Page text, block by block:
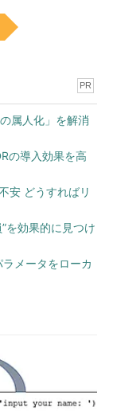
的な変更です。
の変更が禁止さ
ファイル
更しかできなか
SYSTEMとい
コマンドから実
マンドはデータ
コマンドはテン
る場合の例です。
設定が書き込ま
に対して記述され
されます。
PR
属人化」を解消
の導入効果を高
安 どうすればリ
を効果的に見つけ
メータをローカ